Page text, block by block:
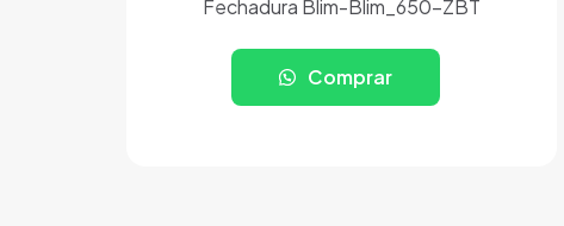
Fechadura Blim-Blim_650-ZBT
Comprar